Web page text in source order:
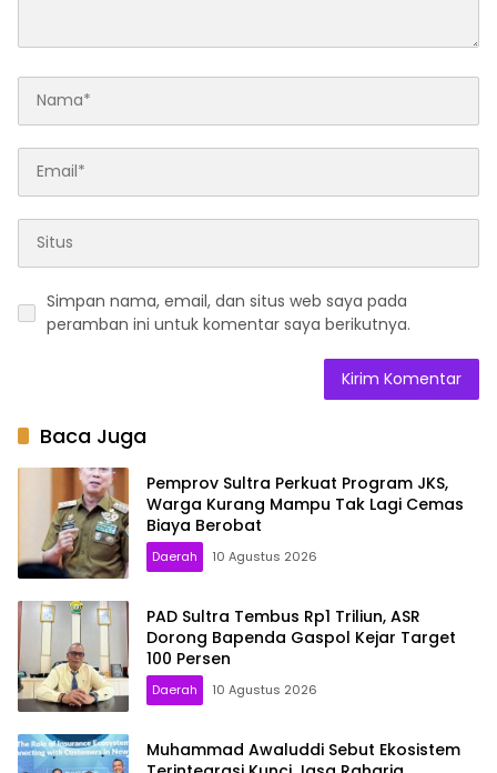
Simpan nama, email, dan situs web saya pada
peramban ini untuk komentar saya berikutnya.
Baca Juga
Pemprov Sultra Perkuat Program JKS,
Warga Kurang Mampu Tak Lagi Cemas
Biaya Berobat
Daerah 10 Agustus 2026
PAD Sultra Tembus Rp1 Triliun, ASR
Dorong Bapenda Gaspol Kejar Target
100 Persen
Daerah 10 Agustus 2026
Muhammad Awaluddi Sebut Ekosistem